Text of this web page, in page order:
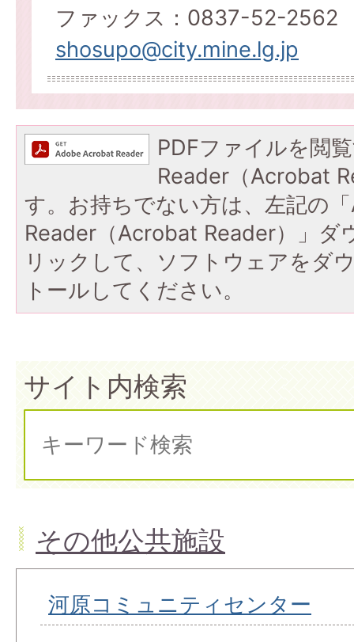
ファックス：0837-52-2562
shosupo@city.mine.lg.jp
PDFファイルを閲
Reader（Acrobat
す。お持ちでない方は、左記の
Reader（Acrobat Reader）」ダ
リックして、ソフトウェアをダ
トールしてください。
サイト内検索
その他公共施設
河原コミュニティセンター